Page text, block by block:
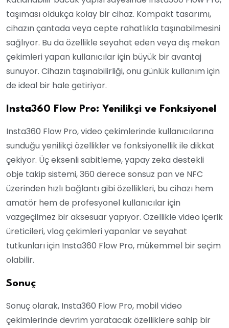
taşıması oldukça kolay bir cihaz. Kompakt tasarımı,
cihazın çantada veya cepte rahatlıkla taşınabilmesini
sağlıyor. Bu da özellikle seyahat eden veya dış mekan
çekimleri yapan kullanıcılar için büyük bir avantaj
sunuyor. Cihazın taşınabilirliği, onu günlük kullanım için
de ideal bir hale getiriyor.
Insta360 Flow Pro: Yenilikçi ve Fonksiyonel
Insta360 Flow Pro, video çekimlerinde kullanıcılarına
sunduğu yenilikçi özellikler ve fonksiyonellik ile dikkat
çekiyor. Üç eksenli sabitleme, yapay zeka destekli
obje takip sistemi, 360 derece sonsuz pan ve NFC
üzerinden hızlı bağlantı gibi özellikleri, bu cihazı hem
amatör hem de profesyonel kullanıcılar için
vazgeçilmez bir aksesuar yapıyor. Özellikle video içerik
üreticileri, vlog çekimleri yapanlar ve seyahat
tutkunları için Insta360 Flow Pro, mükemmel bir seçim
olabilir.
Sonuç
Sonuç olarak, Insta360 Flow Pro, mobil video
çekimlerinde devrim yaratacak özelliklere sahip bir